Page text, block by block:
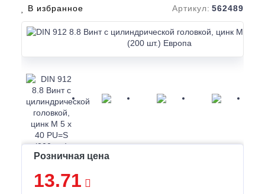
В избранное Артикул: 562489
Розничная цена
13.71